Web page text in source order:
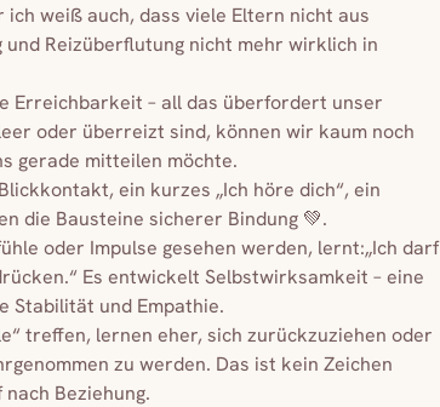
weiß auch, dass viele Eltern nicht aus
Reizüberflutung nicht mehr wirklich in
Erreichbarkeit – all das überfordert unser
oder überreizt sind, können wir kaum noch
gerade mitteilen möchte.
ein kurzes „Ich höre dich“, ein
die Bausteine sicherer Bindung 💚.
oder Impulse gesehen werden, lernt:„Ich darf
Es entwickelt Selbstwirksamkeit – eine
Stabilität und Empathie.
treffen, lernen eher, sich zurückzuziehen oder
zu werden. Das ist kein Zeichen
Beziehung.